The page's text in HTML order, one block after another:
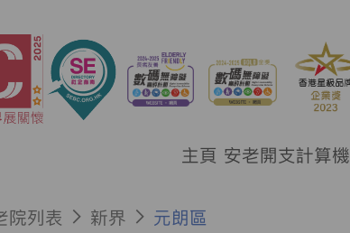
主頁 安老開支計算機
院列表 新界 元朗區